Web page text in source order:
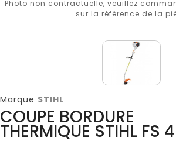
Photo non contractuelle, veuillez
sur la référence de la
Marque STIHL
COUPE BORDURE
THERMIQUE STIHL FS